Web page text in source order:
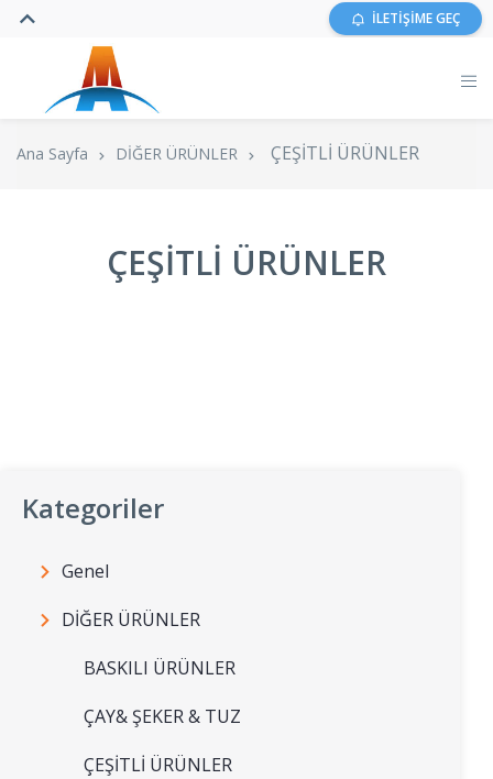
İLETİŞİME GEÇ
Ana Sayfa DİĞER ÜRÜNLER ÇEŞİTLİ ÜRÜNLER
ÇEŞİTLİ ÜRÜNLER
Kategoriler
Genel
DİĞER ÜRÜNLER
BASKILI ÜRÜNLER
ÇAY& ŞEKER & TUZ
ÇEŞİTLİ ÜRÜNLER